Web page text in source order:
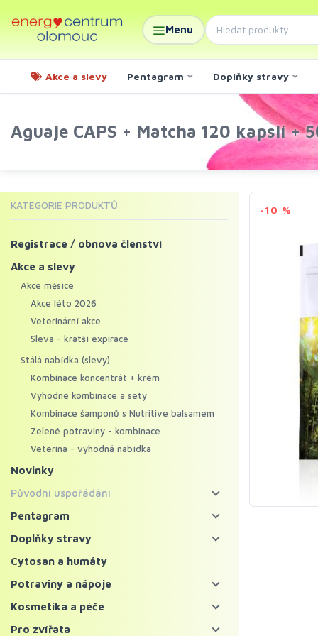
Menu
Akce a slevy Pentagram Doplňky stravy
Aguaje CAPS + Matcha 120 kapslí +
-10 %
KATEGORIE PRODUKTŮ
Registrace / obnova členství
Akce a slevy
Akce měsíce
Akce léto 2026
Veterinární akce
Sleva - kratší expirace
Stálá nabídka (slevy)
Kombinace koncentrát + krém
Výhodné kombinace a sety
Kombinace šamponů s Nutritive balsamem
Zelené potraviny - kombinace
Veterina - výhodná nabídka
Novinky
Původní uspořádání
Energy food
Pentagram - bylinné koncentráty
Pentagram
Koncentráty
Krémy
Doplňky stravy
Bylinné koncentráty
Probiotika a trávení
Cytosan a humáty
Potraviny a nápoje
Zelené potraviny
Bylinné čaje a nápoje
Kosmetika a péče
Pleť
Pro zvířata